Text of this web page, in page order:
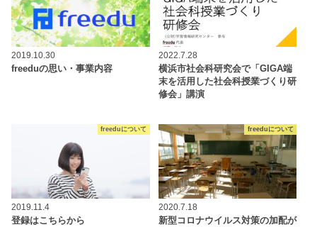
2019.10.30
freeduの思い・事業内容
2022.7.28
横浜市社会科研究会で「GIGA端
末を活用した社会科授業づくり研
修会」講演
freeduについて
2019.11.4
登録はこちらから
freeduについて
2020.7.18
新型コロナウイルス対策の加配が